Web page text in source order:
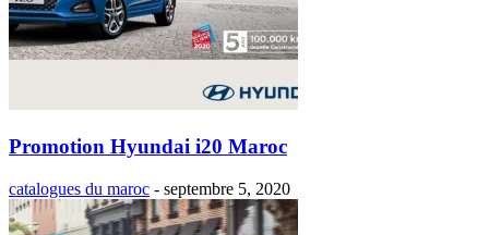
Promotion Hyundai i20 Maroc
catalogues du maroc - septembre 5, 2020